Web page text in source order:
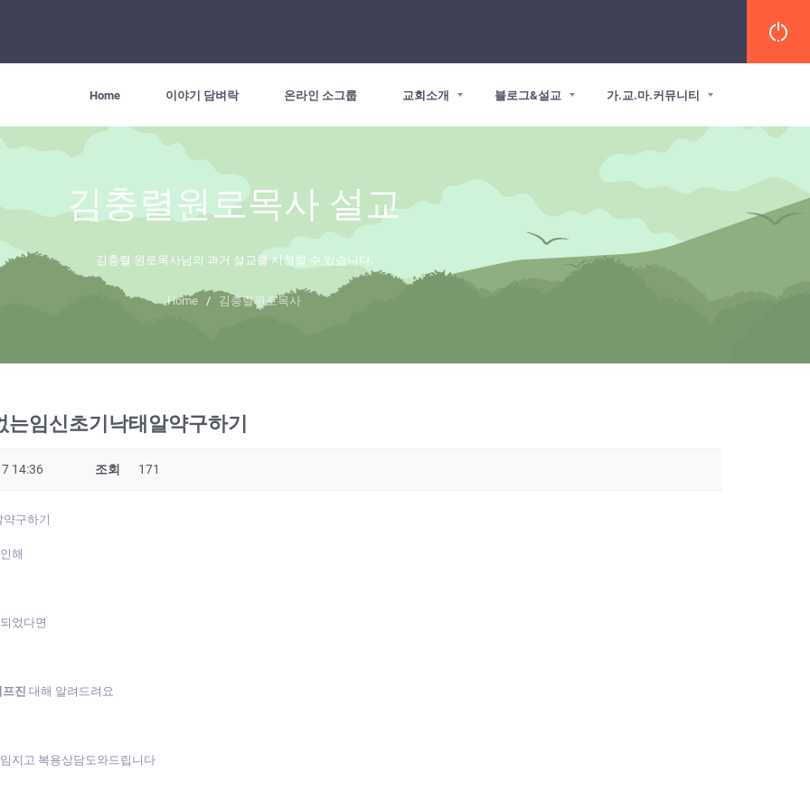
Home 이야기 담벼락 온라인 소그룹 교회소개 블로그&설교 가.교.마.커뮤니티
김충렬원로목사 설교
김충렬 원로목사님의 과거 설교를 시청할 수 있습니다.
Home / 김충렬원로목사
임신초기낙태알약구하기
14:36 조회 171
구하기
해
었다면
진 대해 알려드려요
지고 복용상담도와드립니다